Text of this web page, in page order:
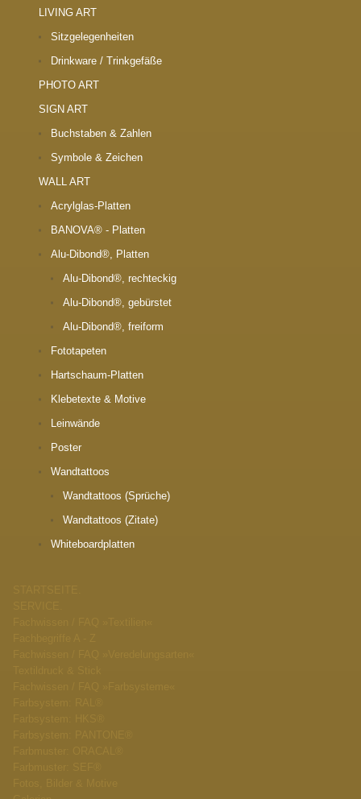
LIVING ART
Sitzgelegenheiten
Drinkware / Trinkgefäße
PHOTO ART
SIGN ART
Buchstaben & Zahlen
Symbole & Zeichen
WALL ART
Acrylglas-Platten
BANOVA® - Platten
Alu-Dibond®, Platten
Alu-Dibond®, rechteckig
Alu-Dibond®, gebürstet
Alu-Dibond®, freiform
Fototapeten
Hartschaum-Platten
Klebetexte & Motive
Leinwände
Poster
Wandtattoos
Wandtattoos (Sprüche)
Wandtattoos (Zitate)
Whiteboardplatten